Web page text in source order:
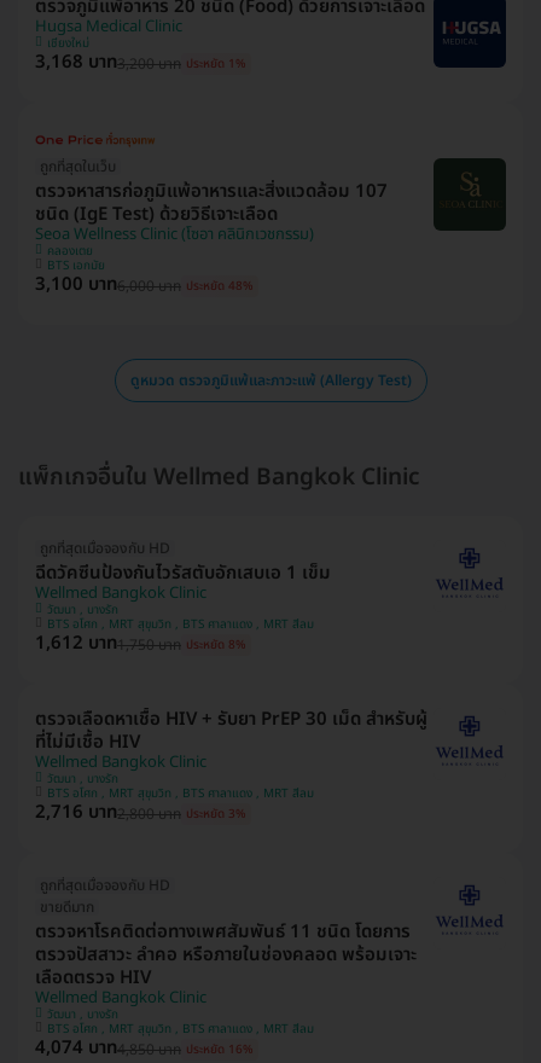
ตรวจภูมิแพ้อาหาร 20 ชนิด (Food) ด้วยการเจาะเลือด
Hugsa Medical Clinic
เชียงใหม่
3,168 บาท3,200 บาท ประหยัด 1%
ถูกที่สุดในเว็บ
ตรวจหาสารก่อภูมิแพ้อาหารและสิ่งแวดล้อม 107
ชนิด (IgE Test) ด้วยวิธีเจาะเลือด
Seoa Wellness Clinic (โซอา คลินิกเวชกรรม)
คลองเตย
BTS เอกมัย
3,100 บาท6,000 บาท ประหยัด 48%
ดูหมวด ตรวจภูมิแพ้และภาวะแพ้ (Allergy Test)
แพ็กเกจอื่นใน Wellmed Bangkok Clinic
ถูกที่สุดเมื่อจองกับ HD
ฉีดวัคซีนป้องกันไวรัสตับอักเสบเอ 1 เข็ม
Wellmed Bangkok Clinic
วัฒนา , บางรัก
BTS อโศก , MRT สุขุมวิท , BTS ศาลาแดง , MRT สีลม
1,612 บาท1,750 บาท ประหยัด 8%
ตรวจเลือดหาเชื้อ HIV + รับยา PrEP 30 เม็ด สำหรับผู้
ที่ไม่มีเชื้อ HIV
Wellmed Bangkok Clinic
วัฒนา , บางรัก
BTS อโศก , MRT สุขุมวิท , BTS ศาลาแดง , MRT สีลม
2,716 บาท2,800 บาท ประหยัด 3%
ถูกที่สุดเมื่อจองกับ HD
ขายดีมาก
ตรวจหาโรคติดต่อทางเพศสัมพันธ์ 11 ชนิด โดยการ
ตรวจปัสสาวะ ลำคอ หรือภายในช่องคลอด พร้อมเจาะ
เลือดตรวจ HIV
Wellmed Bangkok Clinic
วัฒนา , บางรัก
BTS อโศก , MRT สุขุมวิท , BTS ศาลาแดง , MRT สีลม
4,074 บาท4,850 บาท ประหยัด 16%